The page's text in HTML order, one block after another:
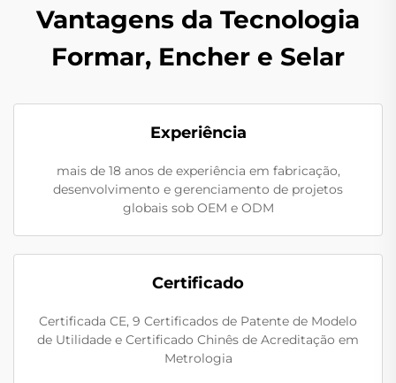
Vantagens da Tecnologia
Formar, Encher e Selar
Experiência
mais de 18 anos de experiência em fabricação,
desenvolvimento e gerenciamento de projetos
globais sob OEM e ODM
Certificado
Certificada CE, 9 Certificados de Patente de Modelo
de Utilidade e Certificado Chinês de Acreditação em
Metrologia